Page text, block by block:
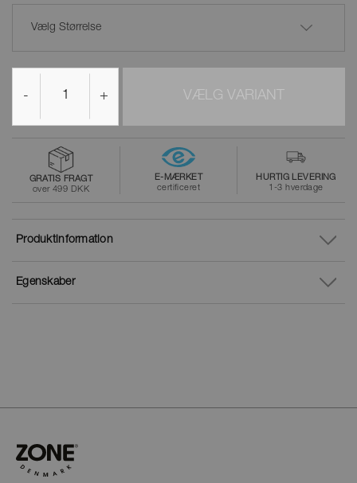
Vælg Størrelse
- + VÆLG VARIANT
GRATIS FRAGT
over 499 DKK
E-MÆRKET
certificeret
HURTIG LEVERING
1-3 hverdage
Egenskaber
Produktinformation